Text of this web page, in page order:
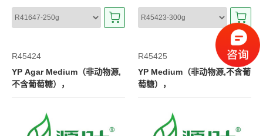
R45424
YP Agar Medium（非动物源,
不含葡萄糖），
R45425
YP Medium（非动物源,不含葡
萄糖），